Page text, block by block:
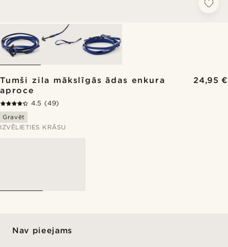
Tumši zila mākslīgās ādas enkura
aproce
24,95 €
4.5 (49)
Gravēt
IZVĒLIETIES KRĀSU
Nav pieejams